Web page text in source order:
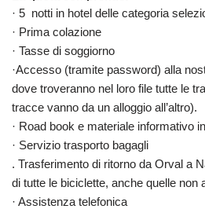
· 5 notti in hotel delle categoria
· Prima colazione
· Tasse di soggiorno
·Accesso (tramite password) alla
dove troveranno nel loro file tutte le
tracce vanno da un alloggio all’altro).
· Road book e materiale informativo
· Servizio trasporto bagagli
. Trasferimento di ritorno da Orval a
di tutte le biciclette, anche quelle non
· Assistenza telefonica